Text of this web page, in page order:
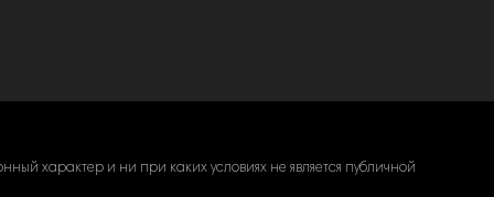
характер и ни при каких условиях не является публичной